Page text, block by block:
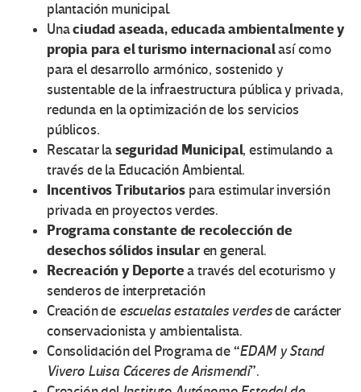
plantación municipal.
Unaciudad aseada, educada ambientalmente y
propia para el turismo internacionalasí como
para el desarrollo armónico, sostenido y
sustentable de la infraestructura pública y privada,
redunda en la optimización de los servicios
públicos.
Rescatar laseguridad Municipal, estimulando a
través de la Educación Ambiental.
Incentivos Tributarios para estimular inversión
privada en proyectos verdes.
Programa constante de recolección de
desechos sólidos insularen general.
Recreación y Deportea través del ecoturismo y
senderos de interpretación
Creación de escuelas estatales verdesde carácter
conservacionista y ambientalista.
Consolidación del Programa de“EDAM y Stand
Vivero Luisa Cáceres de Arismendi”.